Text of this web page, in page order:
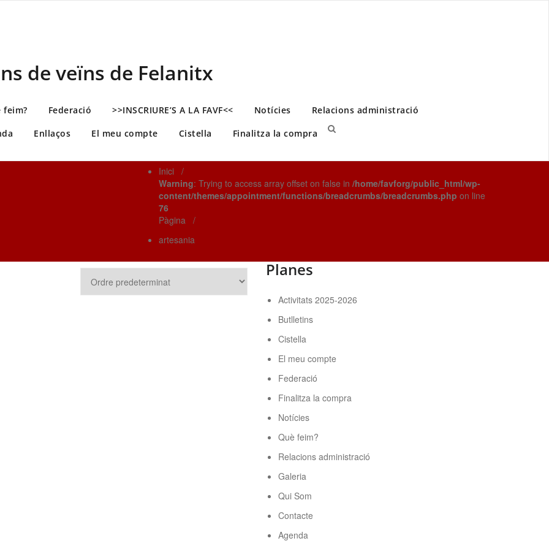
de veïns de Felanitx
feim? Federació >>INSCRIURE’S A LA FAVF<< Notícies
Relacions administració
Enllaços El meu compte Cistella Finalitza la compra
Inici /
Warning: Trying to access array offset on false in /home/favforg/public_html/wp-
content/themes/appointment/functions/breadcrumbs/breadcrumbs.php on line
76
Pàgina /
artesania
Planes
Activitats 2025-2026
Butlletins
Cistella
El meu compte
Federació
Finalitza la compra
Notícies
Què feim?
Relacions administració
Galeria
Qui Som
Contacte
Agenda